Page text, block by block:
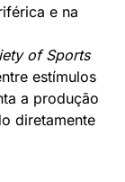
e na
of Sports
estímulos
a produção
diretamente